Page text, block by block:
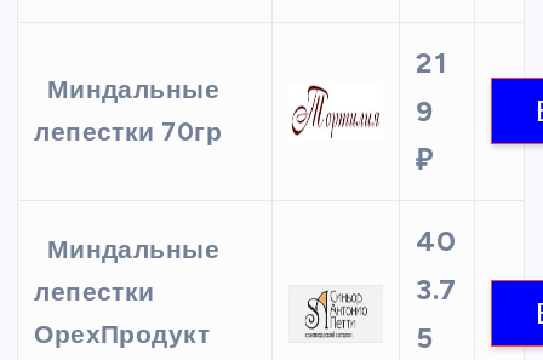
Миндальные
лепестки 70гр
21
9
₽
Миндальные
лепестки
ОрехПродукт
40
3.7
5